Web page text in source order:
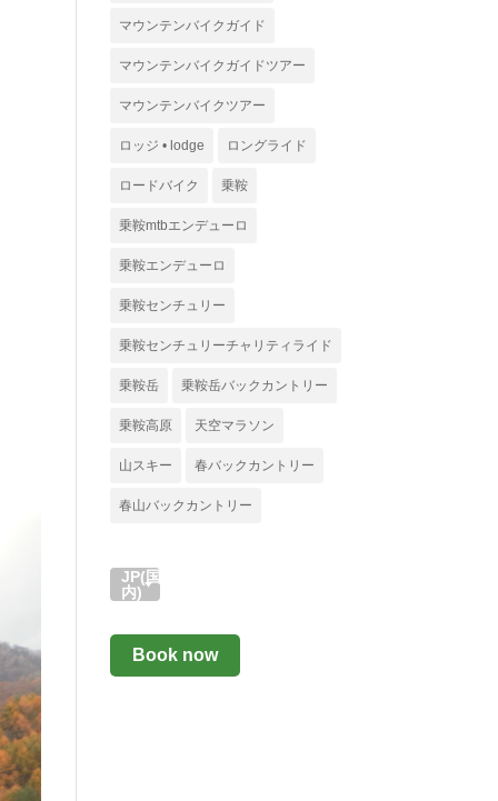
マウンテンバイクガイド
マウンテンバイクガイドツアー
マウンテンバイクツアー
ロッジ • lodge ロングライド
ロードバイク 乗鞍
乗鞍mtbエンデューロ
乗鞍エンデューロ
乗鞍センチュリー
乗鞍センチュリーチャリティライド
乗鞍岳 乗鞍岳バックカントリー
乗鞍高原 天空マラソン
山スキー 春バックカントリー
春山バックカントリー
JP(国
内)
Book now